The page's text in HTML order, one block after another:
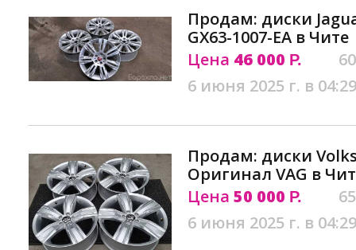
Продам: диски
GX63-1007-EA в Чите
Цена 46 000 Р.
6 июня 2025 г. в 04:29
Продам: диски
Оригинал VAG в
Цена 50 000 Р.
6 июня 2025 г. в 04:29